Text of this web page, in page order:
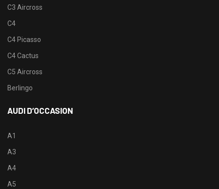
C3 Aircross
C4
C4 Picasso
C4 Cactus
C5 Aircross
Berlingo
AUDI D’OCCASION
A1
A3
A4
A5